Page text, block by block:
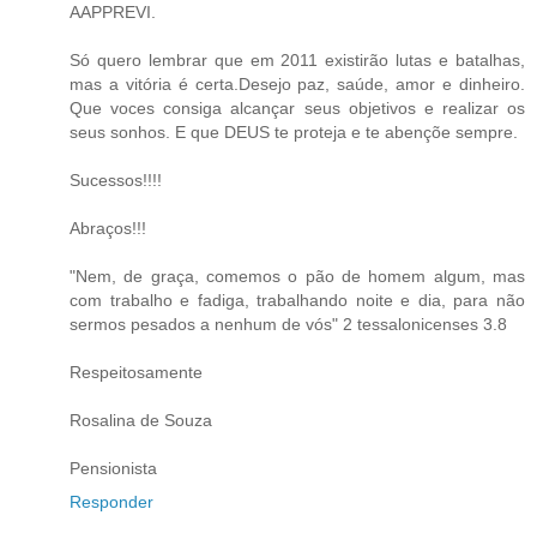
AAPPREVI.
Só quero lembrar que em 2011 existirão lutas e batalhas,
mas a vitória é certa.Desejo paz, saúde, amor e dinheiro.
Que voces consiga alcançar seus objetivos e realizar os
seus sonhos. E que DEUS te proteja e te abençõe sempre.
Sucessos!!!!
Abraços!!!
"Nem, de graça, comemos o pão de homem algum, mas
com trabalho e fadiga, trabalhando noite e dia, para não
sermos pesados a nenhum de vós" 2 tessalonicenses 3.8
Respeitosamente
Rosalina de Souza
Pensionista
Responder